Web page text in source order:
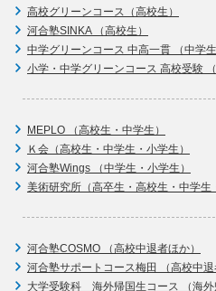
高校グリーンコース（高校生）
河合塾SINKA （高校生）
中学グリーンコース 中高一貫 （中学生
小学・中学グリーンコース 高校受験 （
MEPLO （高校生・中学生）
Ｋ会（高校生・中学生・小学生）
河合塾Wings （中学生・小学生）
美術研究所（高卒生・高校生・中学生
河合塾COSMO （高校中退者ほか）
河合塾サポートコース梅田 （高校中退
大学受験科 海外帰国生コース （海外